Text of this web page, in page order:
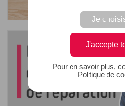
Je
J'accepte
Pour en savoir plus,
Politique de